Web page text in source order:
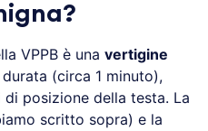
VPPB è una vertigine
(circa 1 minuto),
posizione della testa. La
scritto sopra) e la